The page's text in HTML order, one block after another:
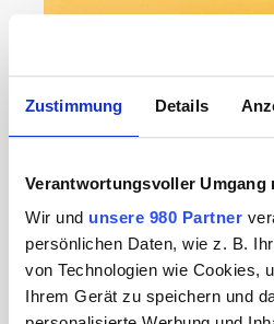
Zustimmung Details
Verantwortungsvoller Umgang
Wir und unsere 980 Partner
persönlichen Daten, wie z. B.
von Technologien wie Cookies,
Ihrem Gerät zu speichern und
CONTENT // KONZEPTION